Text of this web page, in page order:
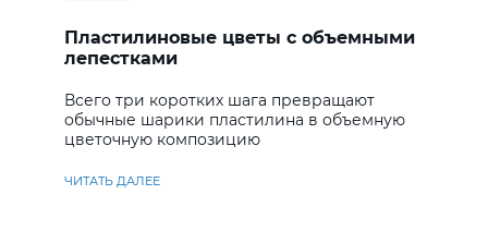
Пластилиновые цветы с объемными
лепестками
Всего три коротких шага превращают
обычные шарики пластилина в объемную
цветочную композицию
ЧИТАТЬ ДАЛЕЕ